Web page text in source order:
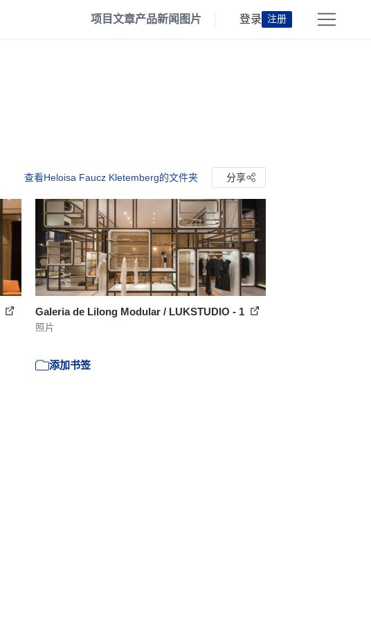
项目文章产品新闻 图片 登录 注册
查看Heloisa Faucz Kletemberg的文件夹 分享
Galeria de Lilong Modular / LUKSTUDIO - 1
照片
添加书签